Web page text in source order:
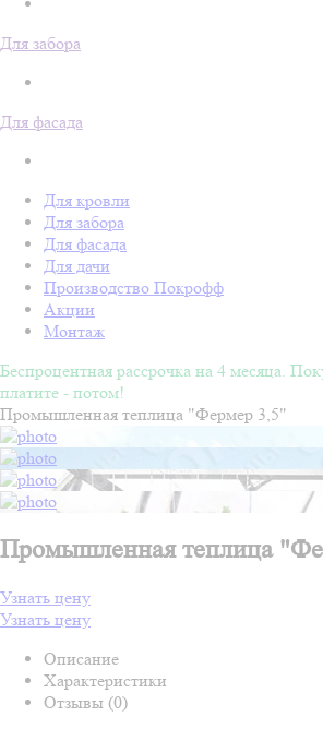
Для забора
Для фасада
Для кровли
Для забора
Для фасада
Для дачи
Производство Покрофф
Акции
Монтаж
Беспроцентная рассрочка на 4 месяца.
платите - потом!
Промышленная теплица "Фермер 3,5"
Промышленная теплица
Узнать цену
Узнать цену
Описание
Характеристики
Отзывы (0)